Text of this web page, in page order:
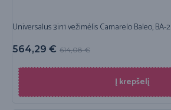
Universalus 3in1 vežimėlis Camarelo Baleo, BA-2
614,08€
564,29 €
Į krepšelį